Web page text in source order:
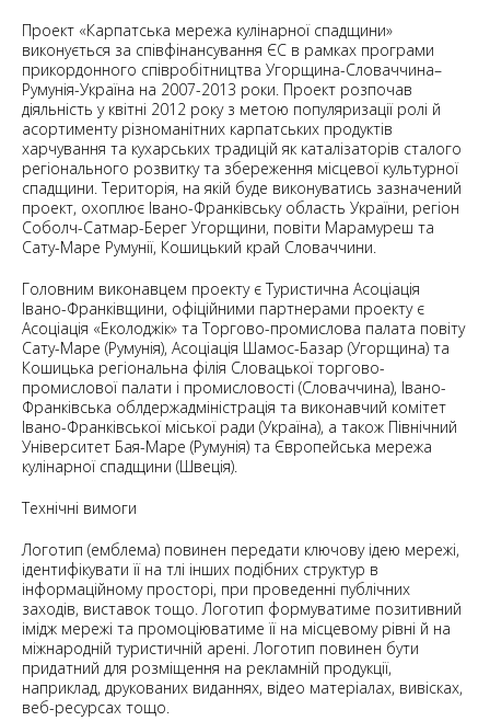
Проект «Карпатська мережа кулінарної спадщини»
виконується за співфінансування ЄС в рамках програми
прикордонного співробітництва Угорщина-Словаччина–
Румунія-Україна на 2007-2013 роки. Проект розпочав
діяльність у квітні 2012 року з метою популяризації ролі й
асортименту різноманітних карпатських продуктів
харчування та кухарських традицій як каталізаторів сталого
регіонального розвитку та збереження місцевої культурної
спадщини. Територія, на якій буде виконуватись зазначений
проект, охоплює Івано-Франківську область України, регіон
Соболч-Сатмар-Берег Угорщини, повіти Марамуреш та
Сату-Маре Румунії, Кошицький край Словаччини.
Головним виконавцем проекту є Туристична Асоціація
Івано-Франківщини, офіційними партнерами проекту є
Асоціація «Еколоджік» та Торгово-промислова палата повіту
Сату-Маре (Румунія), Асоціація Шамос-Базар (Угорщина) та
Кошицька регіональна філія Словацької торгово-
промислової палати і промисловості (Словаччина), Івано-
Франківська облдержадміністрація та виконавчий комітет
Івано-Франківської міської ради (Україна), а також Північний
Університет Бая-Маре (Румунія) та Європейська мережа
кулінарної спадщини (Швеція).
Технічні вимоги
Логотип (емблема) повинен передати ключову ідею мережі,
ідентифікувати її на тлі інших подібних структур в
інформаційному просторі, при проведенні публічних
заходів, виставок тощо. Логотип формуватиме позитивний
імідж мережі та промоціюватиме її на місцевому рівні й на
міжнародній туристичній арені. Логотип повинен бути
придатний для розміщення на рекламній продукції,
наприклад, друкованих виданнях, відео матеріалах, вивісках,
веб-ресурсах тощо.